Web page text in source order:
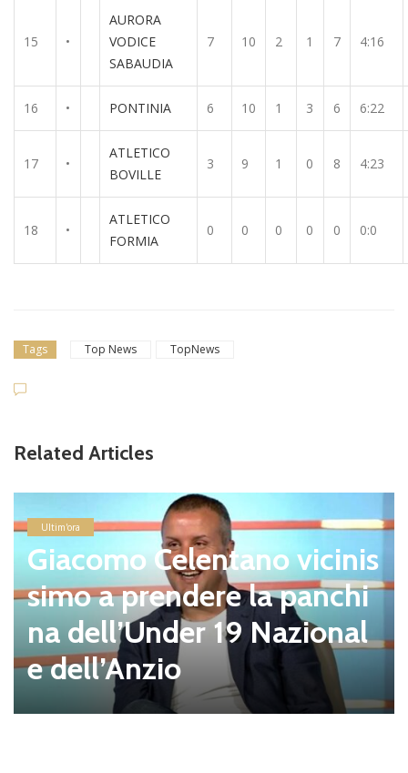
15 •
AURORA
VODICE
SABAUDIA
7 10 2 1 7 4:16
16 • PONTINIA 6 10 1 3 6 6:22
17 •
ATLETICO
BOVILLE
3 9 1 0 8 4:23
18 •
ATLETICO
FORMIA
0 0 0 0 0 0:0
Tags Top News TopNews
Related Articles
Ultim'ora
Giacomo Celentano vicinis
simo a prendere la panchi
na dell’Under 19 Nazional
e dell’Anzio